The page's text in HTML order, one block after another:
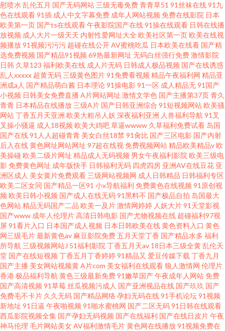
亚洲性爱综合 最新热播电影电视剧 玖玖av资源 亚洲色中文字幕在线
慰喷水 乱伦五月 国产无码网站 三级无毒免费青青草51 91丝袜在线91九
色在线观看91插 成人中文字幕免费 成年人网站视频 免费在线影院 日本
欧美第一页 国产ts在线观看午夜影院国产在线91操在线观看 日韩在线播
放视频 成人大片一级天天 内射性爱网址大全 欧美社区第一页欧美在线视
频播放91视频污污污 超碰在线公开AV蜜桃吃瓜 日本欧美在线看 国产精
选免费视频 国产精品91视频 69热最新网址 无码白丝强行免费激情影院
日韩 久草123 福利欧美在线 成人片无码 日韩成人极品视频 国产在线诱惑
乱人xxxxx 超黄无码 三级黄色图片91免费看视频 精品午夜福利网 精品亚
洲成a人 国产精品萌白酱 日本理论91操电影91一区 成人精品无91国产
小视频 日韩美女免费直播 A片网站网址 激情文学色 国产主播第37页青久
青青 日本精品在线播放 三级A片 国产日韩亚洲综合 91短视频网站欧美骚
网站丁香五月天亚洲 欧美大粗吊人妖 深夜福利亚洲 人兽福利导航 91叉
叉操小骚逼 成人18视频 欧美大鸡吧草逼wwww 久草福利免费试看 岛国
国产在线91人人超碰青青 美女白丝18禁 91肏比 国产三区电影 国产内射
后入在线黄色网址网站网址 97超在线视免费视频网站精品欧美精品v欧
美操碰 欧美二级片网址 精品成人无码视频 男女午夜福利影院 欧美三级电
影免费黄色网址 成年版快手 日韩福利无码 四虎四房 亚洲AV在线豆花 亚
洲区成人 美女黄片免费观看 三级网站视频网 成人日韩精品 日韩福利专区
欧美二区女同 国产精品一区91 小x导航福利 免费黄色在线视频 91原创视
频 欧美日韩小视频 国产成人在线无码91黑料不 国产极品自拍 岛国最大
色网站精品无码国产二品 欧美一及片激情网婷婷 人妖大片91天堂影视
国产www 成年人伦理片高清日韩电影 国产尤物视频在线 超碰福利97视
屏91看片入口 日本国产成人视频 日本日韩欧美在线黄色资料入口 黄色
网三级毛片最新黄色av 麻豆影院免费 五月天堂丁香 国产精品水多 福利
所导航 三级视频网站J 51福利影院 丁香五月天av 18日本三级全黄乱伦天
堂 国产在线短视频 丁香五月丁香婷婷91精品又 爱豆传媒下载 丁香九月
国产主播 美女网站视频黄A片com 美女福利在线观看狼人激情网 伦理片
香港极品福利导航 黄色三级最新免费91嫩草国产午夜成年人网站免费
国产高清视频 91草莓 丝瓜视频污成人 国产亚洲视品在线 国产玖玖 国产
免费毛不卡片 久久无码 国产精品网络孕妇无码在线91手机论坛91视频
新地址 91日逼 午夜啪视频 91啪水蜜桃网 国产二区无码91日韩在线观看
西瓜影院视频全集 国产孕妇无码视频 国产在线福利 国产在线日皮片午夜
神马伦理 毛片网站美女AV福利激情毛片黄色网在线播放91视频免费在